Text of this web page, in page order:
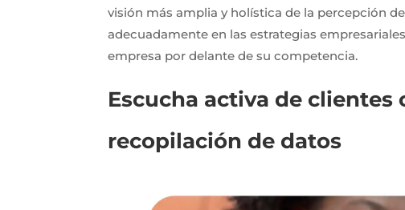
visión más amplia y holística de la percepción
adecuadamente en las estrategias
empresa por delante de su competencia.
Escucha activa de clientes
recopilación de datos